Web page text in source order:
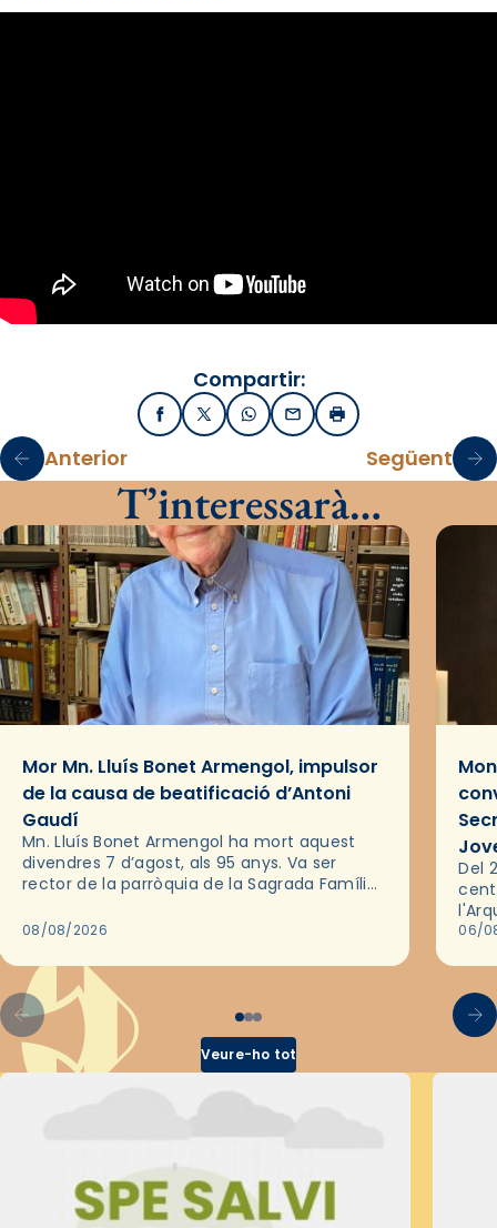
Compartir:
FacebookX / TwitterWhatsApp
EmailImprimir
Anterior Següent
T’interessarà…
Mor Mn. Lluís Bonet Armengol, impulsor
de la causa de beatificació d’Antoni
Gaudí
Mn. Lluís Bonet Armengol ha mort aquest
divendres 7 d’agost, als 95 anys. Va ser
rector de la parròquia de la Sagrada Família
2018,…
08/08/2026
Del
les
06/
Veure-ho tot